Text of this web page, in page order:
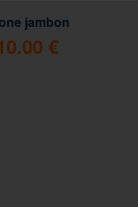
jambon
€